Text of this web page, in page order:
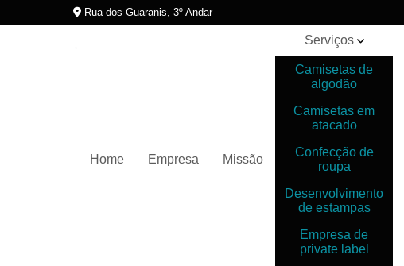
Rua dos Guaranis, 3º Andar
Home Empresa Missão
Serviços
Camisetas de
algodão
Camisetas em
atacado
Confecção de
roupa
Desenvolvimento
de estampas
Empresa de
private label